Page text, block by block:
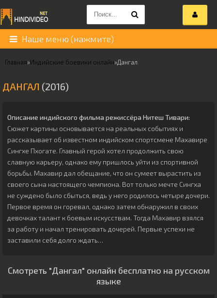
Наше меню (нажмите)
Главная»Индийские боевики онлайн»Дангал
ДАНГАЛ (2016)
Описание индийского фильма режиссёра Нитеш Тивари:
Сюжет картины основывается на реальных событиях и
рассказывает об известном индийском спортсмене Махавире
Сингхе Пхогате. Главный герой хотел продолжить свою
славную карьеру, однако ему пришлось уйти из спортивной
борьбы. Махавир дал обещание, что он сумеет вырастить из
своего сына настоящего чемпиона. Вот только мечте Сингха
не суждено было сбыться, ведь у него родилось четыре дочери.
Первое время он горевал, однако затем обнаружил в своих
девочках талант к боевым искусствам. Тогда Махавир взялся
за работу и начал тренировать дочерей. Первые успехи не
заставили себя долго ждать…
Смотреть "Дангал" онлайн бесплатно на русском
языке